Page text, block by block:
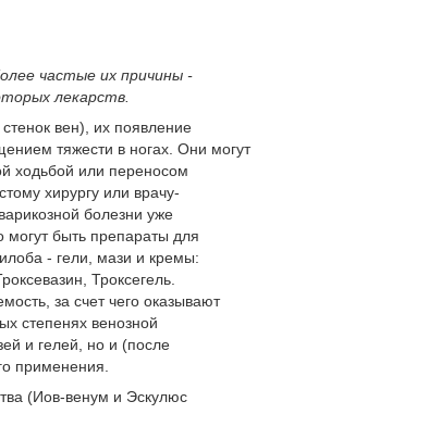
частые их причины -
лекарств.
вен), их появление
тяжести в ногах. Они могут
ходьбой или переносом
хирургу или врачу-
болезни уже
быть препараты для
- гели, мази и кремы:
Троксегель.
за счет чего оказывают
степенях венозной
и гелей, но и (после
применения.
(Иов-венум и Эскулюс